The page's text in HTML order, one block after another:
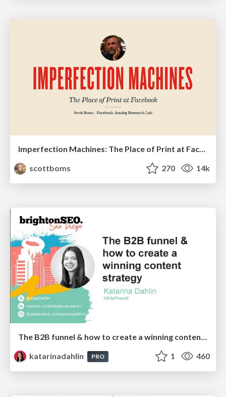
Imperfection Machines: The Place of Print at Facebook
scottboms
270 14k
The B2B funnel & how to create a winning content strategy
katarinadahlin
PRO 1 460